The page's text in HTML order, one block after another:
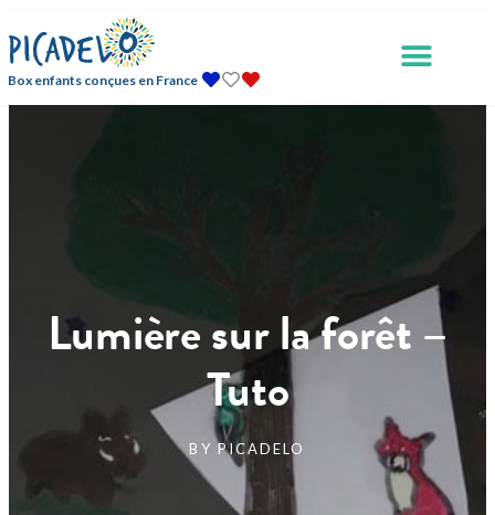
Box enfants conçues en France
Lumière sur la forêt –
Tuto
BY PICADELO